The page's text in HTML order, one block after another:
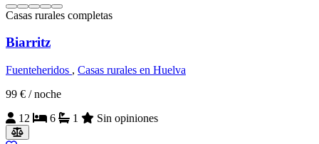
Casas rurales completas
Biarritz
Fuenteheridos , Casas rurales en Huelva
99 € / noche
12
6 1 Sin opiniones